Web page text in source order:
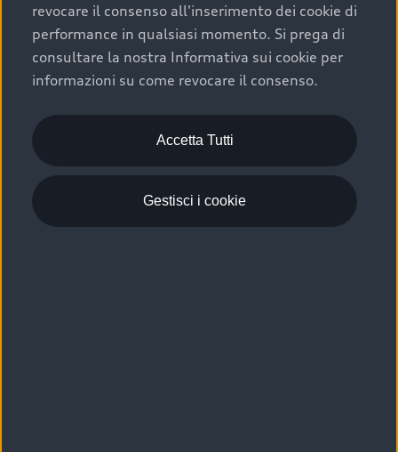
Acquistare un’auto usata in una Concessionaria ufficiale
Audi che offre l’usato garantito tramite Audi Prima
Scelta :plus, significa affidarsi ad un prodotto che viene
sottoposto a 110 controlli approfonditi e coperto da
garanzia fino a 4 anni per una maggiore tutela del tuo
acquisto.
revocare il consenso all'inserimento dei cookie di
performance in qualsiasi momento. Si prega di
consultare la nostra Informativa sui cookie per
informazioni su come revocare il consenso.
Accetta Tutti
Gestisci i cookie